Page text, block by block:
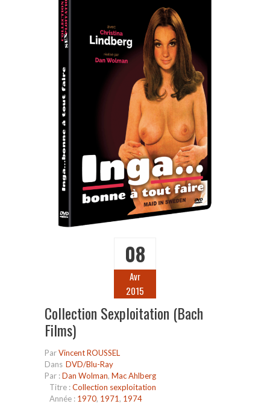
08
Avr
2015
Collection Sexploitation (Bach
Films)
ParVincent ROUSSEL
Dans DVD/Blu-Ray
Par :Dan Wolman, Mac Ahlberg
Titre :Collection sexploitation
Année : 1970, 1971, 1974